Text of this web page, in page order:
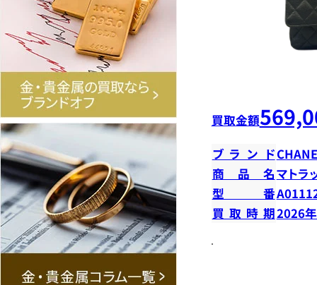
買取金額
ブランド
商品名マトラ
型番
買取時期2026